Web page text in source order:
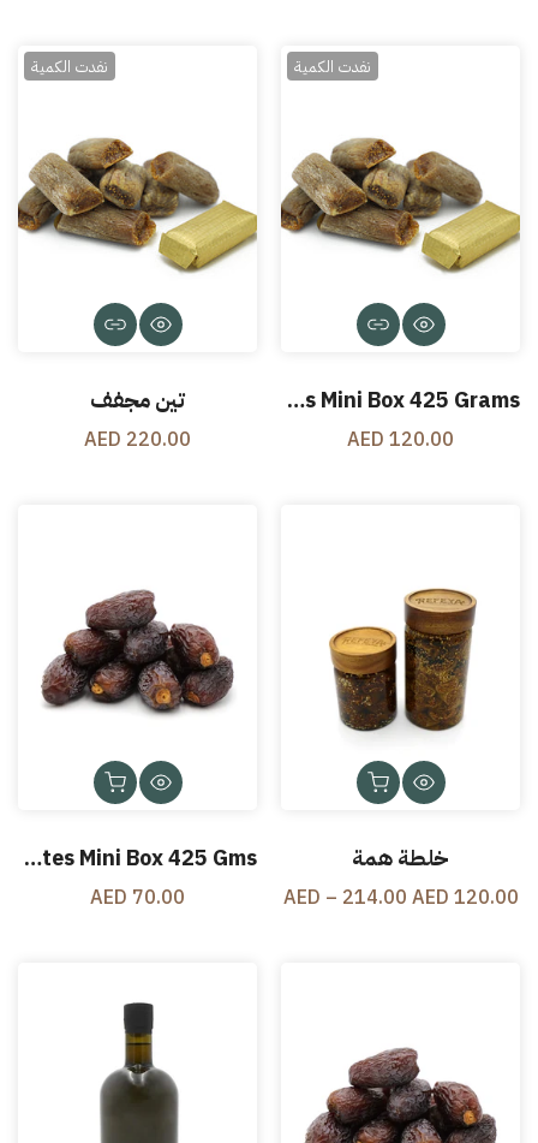
نفدت الكمية
Dried Figs Mini Box 425 Grams
120.00 AED
نفدت الكمية
تين مجفف
220.00 AED
خلطة همة
120.00 AED – 214.00 AED
Majdool Dates Mini Box 425 Gms
70.00 AED